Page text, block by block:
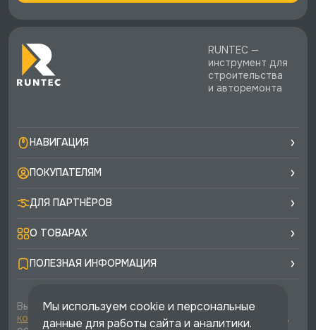
RUNTEC —
инструмент для
строительства
и авторемонта
НАВИГАЦИЯ
ПОКУПАТЕЛЯМ
ДЛЯ ПАРТНЁРОВ
О ТОВАРАХ
ПОЛЕЗНАЯ ИНФОРМАЦИЯ
Вы соглашаетесь с условиямиполитики
конфиденциальностиипубличной офертыкаждый раз,
Мы используем cookie и персональные
данные для работы сайта и аналитики.